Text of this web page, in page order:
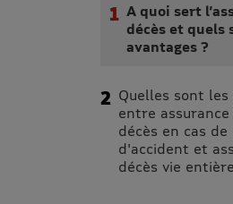
A quoi sert
décès et quels
avantages ?
Quelles sont
entre
décès en cas
d'accident et
décès vie